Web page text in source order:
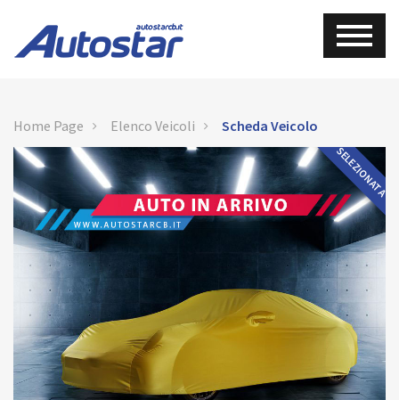
Home Page Elenco Veicoli Scheda Veicolo
SELEZIONATA